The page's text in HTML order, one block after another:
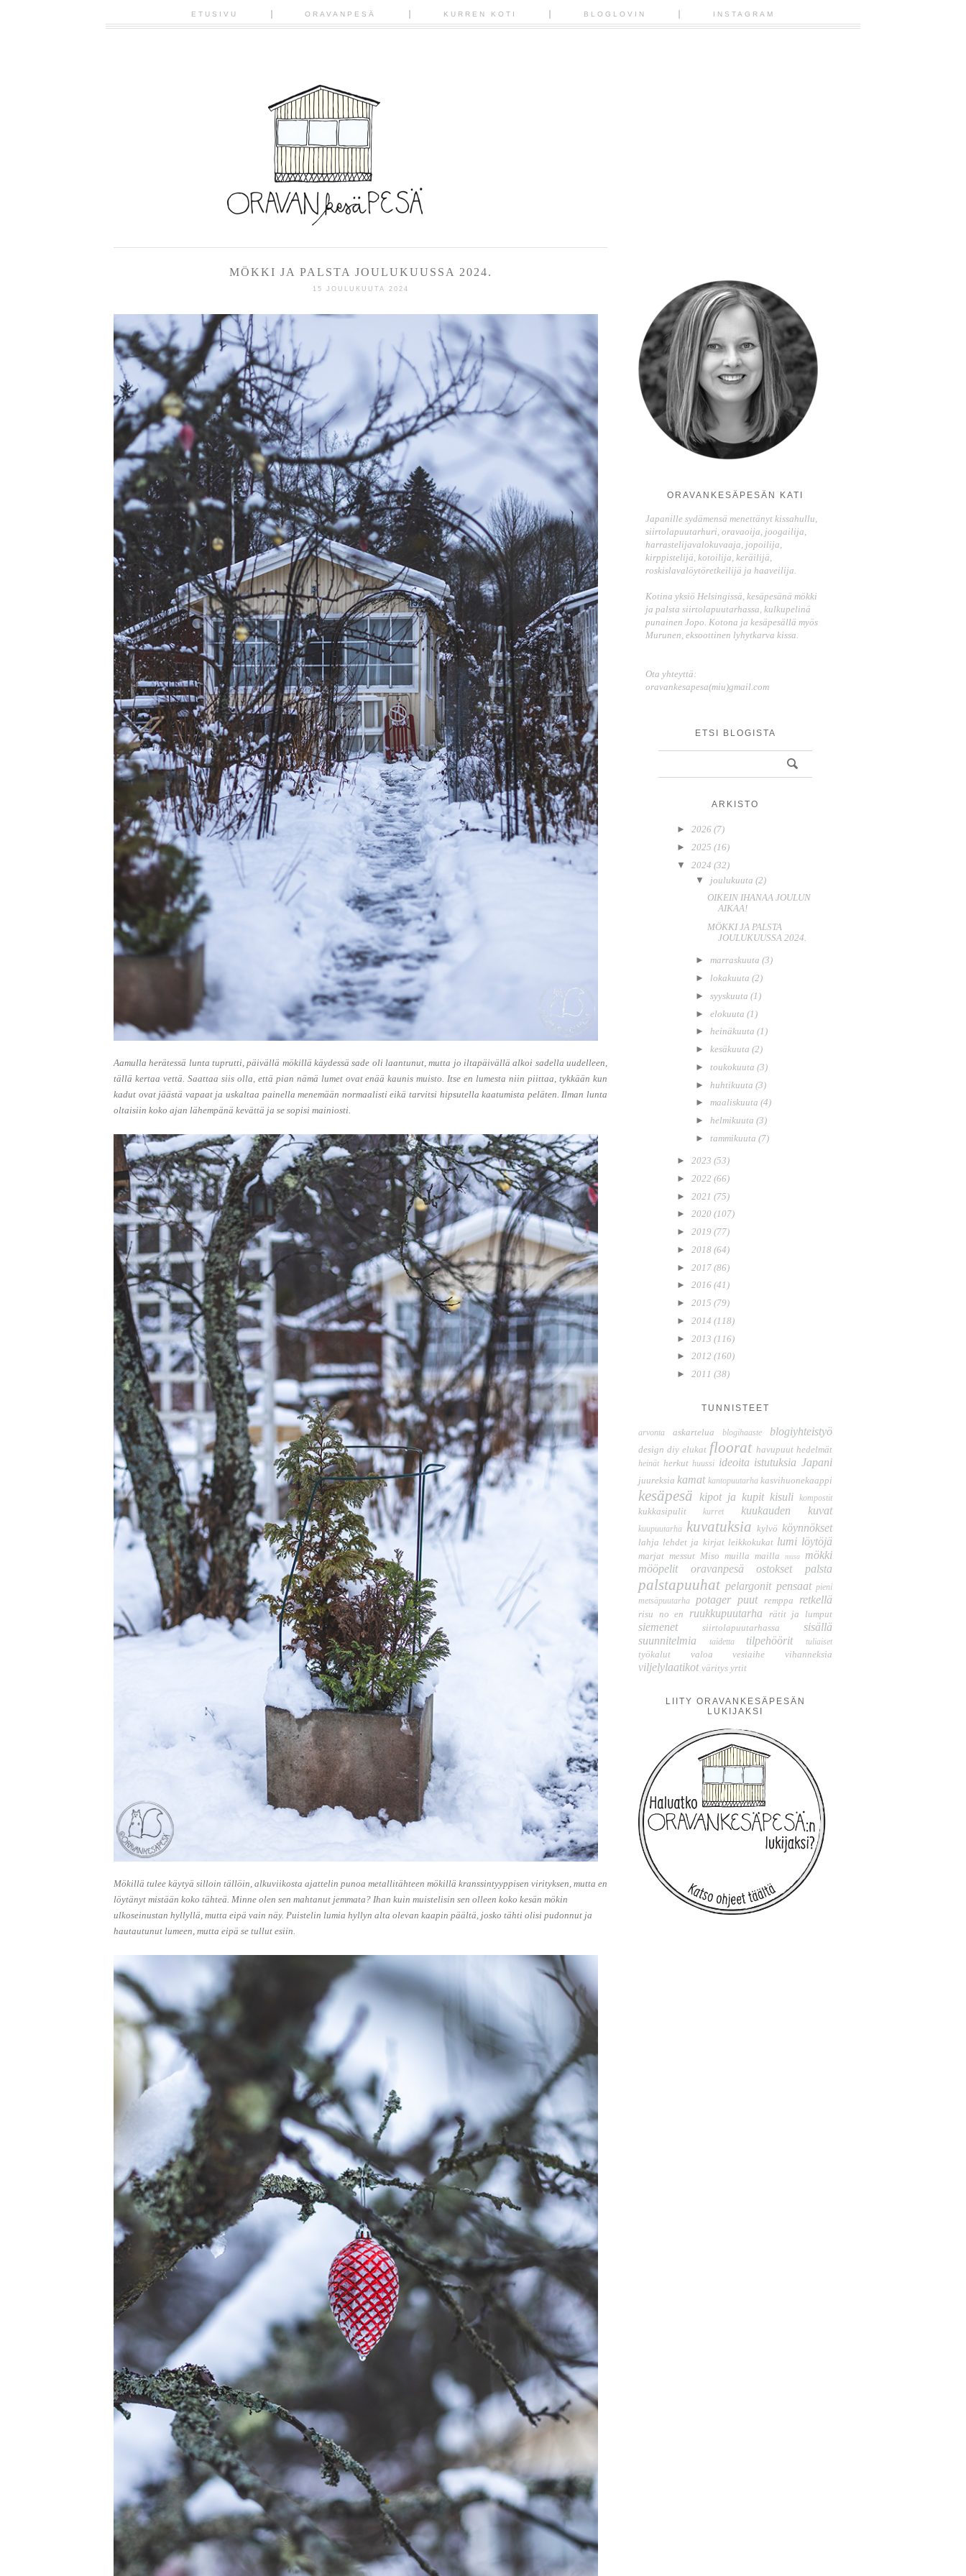
ETUSIVU ORAVANPESÄ KURREN KOTI BLOGLOVIN INSTAGRAM
MÖKKI JA PALSTA JOULUKUUSSA 2024.
15 JOULUKUUTA 2024
Aamulla herätessä lunta tuprutti, päivällä mökillä käydessä sade oli laantunut, mutta jo iltapäivällä alkoi sadella uudelleen,
tällä kertaa vettä. Saattaa siis olla, että pian nämä lumet ovat enää kaunis muisto. Itse en lumesta niin piittaa, tykkään kun
kadut ovat jäästä vapaat ja uskaltaa painella menemään normaalisti eikä tarvitsi hipsutella kaatumista peläten. Ilman lunta
oltaisiin koko ajan lähempänä kevättä ja se sopisi mainiosti.
Mökillä tulee käytyä silloin tällöin, alkuviikosta ajattelin punoa metallitähteen mökillä kranssintyyppisen virityksen, mutta en
löytänyt mistään koko tähteä. Minne olen sen mahtanut jemmata? Ihan kuin muistelisin sen olleen koko kesän mökin
ulkoseinustan hyllyllä, mutta eipä vain näy. Puistelin lumia hyllyn alta olevan kaapin päältä, josko tähti olisi pudonnut ja
hautautunut lumeen, mutta eipä se tullut esiin.
ORAVANKESÄPESÄN KATI
Japanille sydämensä menettänyt kissahullu,
siirtolapuutarhuri, oravaoija, joogailija,
harrastelijavalokuvaaja, jopoilija,
kirppistelijä, kotoilija, keräilijä,
roskislavalöytöretkeilijä ja haaveilija.
Kotina yksiö Helsingissä, kesäpesänä mökki
ja palsta siirtolapuutarhassa, kulkupelinä
punainen Jopo. Kotona ja kesäpesällä myös
Murunen, eksoottinen lyhytkarva kissa.
Ota yhteyttä:
oravankesapesa(miu)gmail.com
ETSI BLOGISTA
ARKISTO
►2026(7)
►2025(16)
▼
2024(32)
▼
joulukuuta (2)
OIKEIN IHANAA JOULUN
AIKAA!
MÖKKI JA PALSTA
JOULUKUUSSA 2024.
► marraskuuta (3)
► lokakuuta (2)
► syyskuuta (1)
► elokuuta (1)
► heinäkuuta (1)
► kesäkuuta (2)
► toukokuuta (3)
► huhtikuuta (3)
► maaliskuuta (4)
► helmikuuta (3)
► tammikuuta (7)
►2023(53)
► 2022(66)
► 2021(75)
►2020(107)
►2019(77)
► 2018(64)
► 2017(86)
►2016(41)
►2015(79)
► 2014(118)
► 2013(116)
►2012(160)
►2011(38)
TUNNISTEET
arvonta askartelua blogihaaste blogiyhteistyö
design diy elukat floorat havupuut hedelmät
heinät herkut huussi ideoita istutuksia Japani
juureksia kamat kantopuutarha kasvihuonekaappi
kesäpesä kipot ja kupit kisuli kompostit
kukkasipulit kurret kuukauden kuvat
kuupuutarha kuvatuksia kylvö köynnökset
lahja lehdet ja kirjat leikkokukat lumi löytöjä
marjat messut Miso muilla mailla musa
mökki
mööpelit
oravanpesä ostokset palsta
palstapuuhat pelargonit pensaat pieni
metsäpuutarha
potager puut remppa retkellä
risu no en ruukkupuutarha rätit ja lumput
siemenet siirtolapuutarhassa
sisällä
suunnitelmia
taidetta tilpehöörit tuliaiset
työkalut valoa vesiaihe vihanneksia
viljelylaatikot väritys yrtit
LIITY ORAVANKESÄPESÄN
LUKIJAKSI